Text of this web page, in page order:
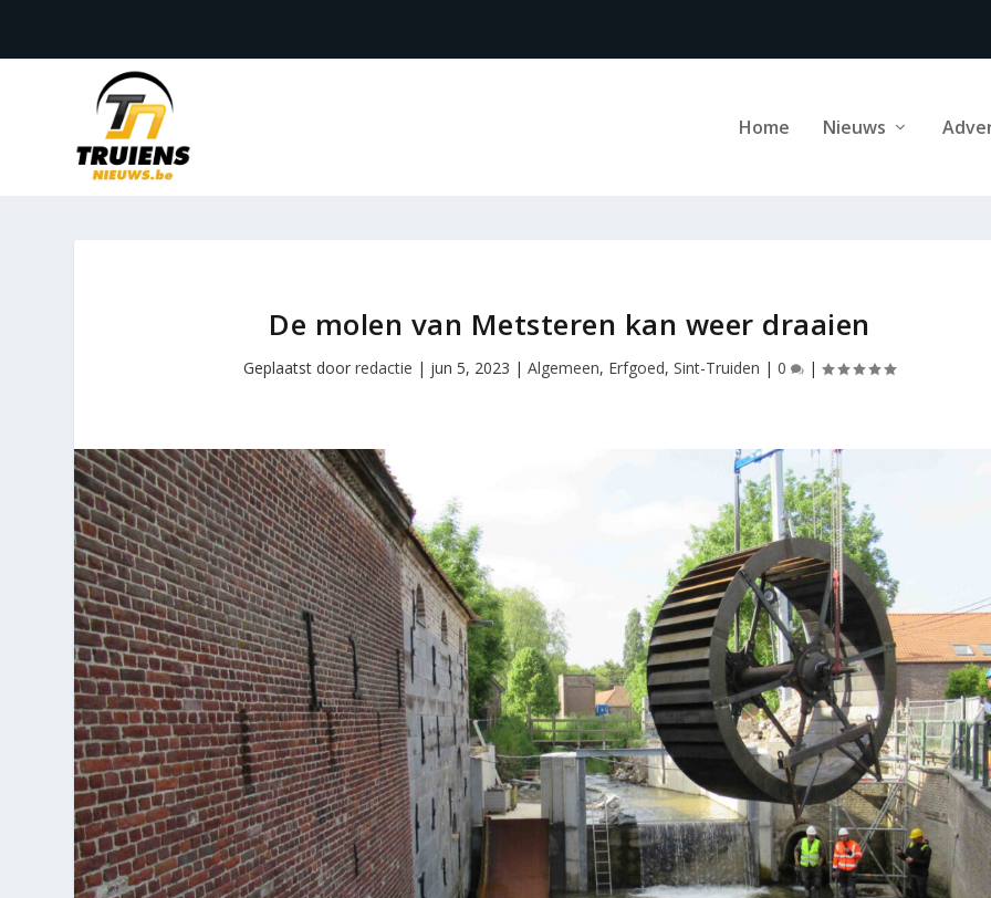
Home Nieuws
De molen van Metsteren kan weer draaien
Geplaatst doorredactie | jun 5, 2023 |Algemeen, Erfgoed,Sint-Truiden |0 |